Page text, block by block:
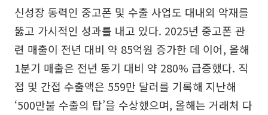
신성장 동력인 중고폰 및 수출 사업도 대내외 악재를
뚫고 가시적인 성과를 내고 있다. 2025년 중고폰 관
련 매출이 전년 대비 약 85억원 증가한 데 이어, 올해
1분기 매출은 전년 동기 대비 약 280% 급증했다. 직
접 및 간접 수출액은 559만 달러를 기록해 지난해
‘500만불 수출의 탑’을 수상했으며, 올해는 거래처 다